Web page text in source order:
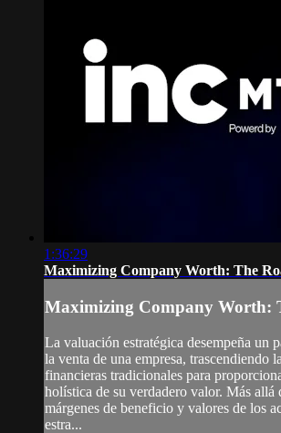
1:36:29
Maximizing Company Worth: The
Maximizing Company Worth:
La valuación estratégica desempeña un
la venta de una empresa, trascendiendo
financieras tradicionales para
holística de su verdadero valor. Más allá
márgenes de beneficio y valores de los
estra...